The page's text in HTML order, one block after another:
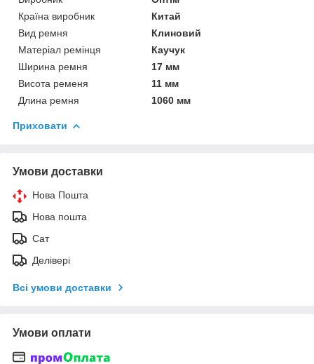
Країна виробник
Китай
Вид ремня
Клиновий
Матеріал ремінця
Каучук
Ширина ремня
17 мм
Висота ременя
11 мм
Длина ремня
1060 мм
Приховати
Умови доставки
Нова Пошта
Нова пошта
Сат
Делівері
Всі умови доставки
Умови оплати